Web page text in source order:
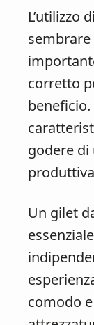
L’utilizzo
sembrare
corretto
godere di
Un gilet
comodo